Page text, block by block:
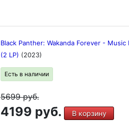
Black Panther: Wakanda Forever -
(2 LP) (2023)
Есть в наличии
5699руб.
4199 руб. В корзину